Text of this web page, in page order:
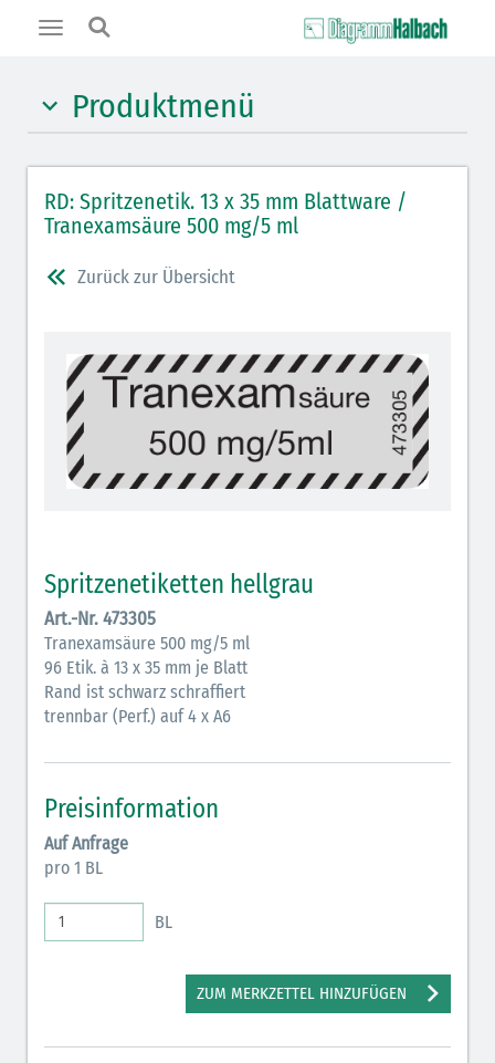
Toggle
Produktmenü
Benzodiazepine (orange)
Benzodiazepin-Antagonisten (orange schraffiert)
Muskelrelaxantien (rot weißer Kopfbalken)
Opiate/Opioide (hellblau)
Opioid-Antagonisten (hellblau schraffiert)
Lokalanästhetika (grau)
schraffiert)
Anticholinergika (hellgrün)
Cholinergika (hellgrün schraffiert)
Antiemetika (salmon)
Verschiedene Medikamente (weiß)
Antikoagulantien (hellgrau/weiß mit schwarzem
Rahmen)
Bronchodilatatoren (blau-braun)
Antikonvulsiva (grau-lila)
Elektrolyte (grün-pink)
RD: Spritzenetik. 13 x 35 mm Blattware /
Tranexamsäure 500 mg/5 ml
Zurück zur Übersicht
Spritzenetiketten hellgrau
Art.-Nr. 473305
Tranexamsäure 500 mg/5 ml
96 Etik. à 13 x 35 mm je Blatt
Rand ist schwarz schraffiert
trennbar (Perf.) auf 4 x A6
Preisinformation
Auf Anfrage
pro 1 BL
BL
ZUM MERKZETTEL HINZUFÜGEN